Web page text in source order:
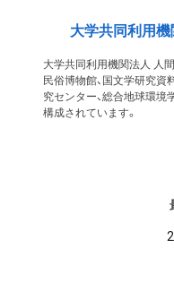
大学共同利用
大学共同利用機関法人 人
民俗博物館、国文学研究資
究センター、総合地球環境
構成されています。